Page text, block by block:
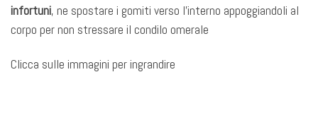
infortuni, ne spostare i gomiti verso l’interno appoggiandoli al
corpo per non stressare il condilo omerale
Clicca sulle immagini per ingrandire